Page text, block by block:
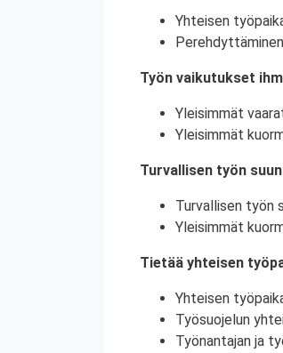
Yhteisen
Työn vaikutukset
Yleisimmät
Yleisimmät
Turvallisen työn
Turvallisen työn
Yleisimmät
Tietää yhteisen
Yhteisen
Työsuojelun
Työnantajan ja